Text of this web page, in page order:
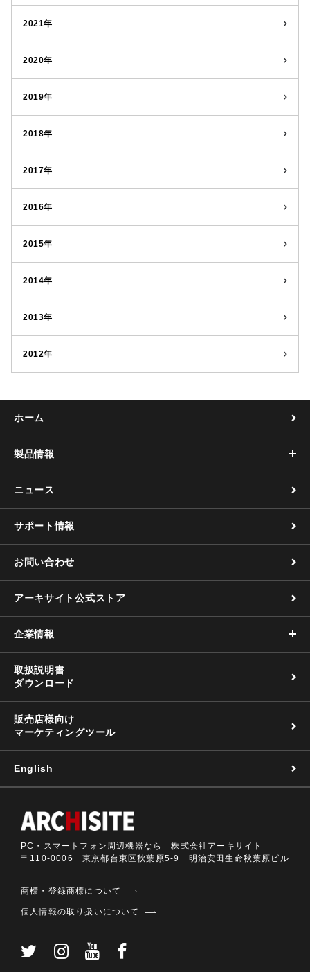
2021年
2020年
2019年
2018年
2017年
2016年
2015年
2014年
2013年
2012年
ホーム
製品情報
ニュース
サポート情報
お問い合わせ
アーキサイト公式ストア
企業情報
取扱説明書
ダウンロード
販売店様向け
マーケティングツール
English
PC・スマートフォン周辺機器なら 株式会社アーキサイト
〒110-0006 東京都台東区秋葉原5-9 明治安田生命秋葉原ビル
商標・登録商標について
個人情報の取り扱いについて